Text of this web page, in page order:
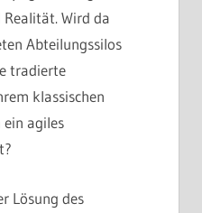
Wird da
Abteilungssilos
tradierte
klassischen
agiles
Lösung des